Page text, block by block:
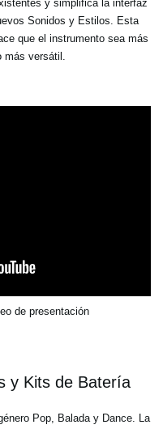
y simplifica la interfaz
Sonidos y Estilos. Esta
que el instrumento sea más
más versátil.
de presentación
y Kits de Batería
Pop, Balada y Dance. La